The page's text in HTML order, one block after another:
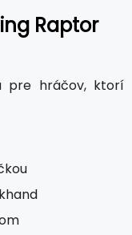
Raptor
pre hráčov, ktorí